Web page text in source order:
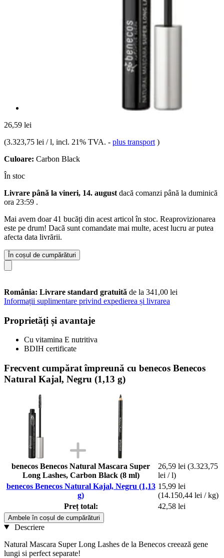
26,59 lei
(3.323,75 lei / l, incl. 21% TVA. - plus transport )
Culoare: Carbon Black
În stoc
Livrare până la vineri, 14. august dacă comanzi până la duminică
ora 23:59 .
Mai avem doar 41 bucăți din acest articol în stoc. Reaprovizionarea
este pe drum! Dacă sunt comandate mai multe, acest lucru ar putea
afecta data livrării.
În coșul de cumpărături
România: Livrare standard gratuită de la 341,00 lei
Informații suplimentare privind expedierea și livrarea
Proprietăți și avantaje
Cu vitamina E nutritiva
BDIH certificate
Frecvent cumpărat împreună cu benecos Benecos
Natural Kajal, Negru (1,13 g)
benecos Benecos Natural Mascara Super
Long Lashes, Carbon Black (8 ml)
26,59 lei (3.323,75
lei / l)
benecos Benecos Natural Kajal, Negru (1,13
g)
15,99 lei
(14.150,44 lei / kg)
Preț total:
42,58 lei
Ambele în coșul de cumpărături
Descriere
Natural Mascara Super Long Lashes de la Benecos creează gene
lungi si perfect separate!